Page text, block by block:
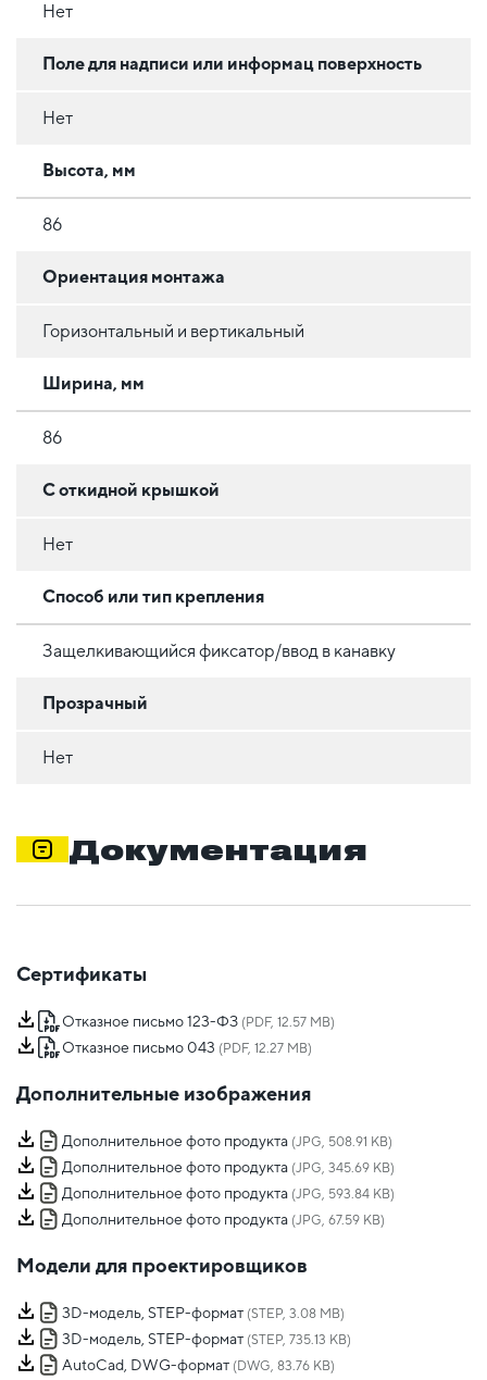
Нет
Поле для надписи или информац поверхность
Нет
Высота, мм
86
Ориентация монтажа
Горизонтальный и вертикальный
Ширина, мм
86
С откидной крышкой
Нет
Способ или тип крепления
Защелкивающийся фиксатор/ввод в канавку
Прозрачный
Нет
Документация
Сертификаты
Отказное письмо 123-ФЗ (PDF, 12.57 MB)
Отказное письмо 043 (PDF, 12.27 MB)
Дополнительные изображения
Дополнительное фото продукта (JPG, 508.91 KB)
Дополнительное фото продукта (JPG, 345.69 KB)
Дополнительное фото продукта (JPG, 593.84 KB)
Дополнительное фото продукта (JPG, 67.59 KB)
Модели для проектировщиков
3D-модель, STEP-формат (STEP, 3.08 MB)
3D-модель, STEP-формат (STEP, 735.13 KB)
AutoCad, DWG-формат (DWG, 83.76 KB)